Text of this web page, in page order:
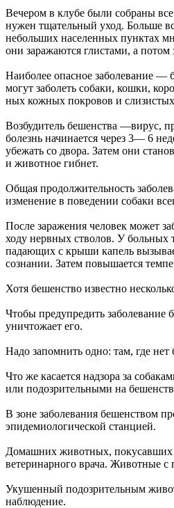
Вечером в клубе были собраны
нужен тщательный уход. Больше
небольших населенных пунктах
они заражаются глистами, а потом
Наиболее опасное заболевание
могут заболеть собаки, кошки,
ных кожных покровов и
Возбудитель бешенства —вирус,
болезнь начинается через 3— 6
убежать со двора. Затем они
и животное гибнет.
Общая продолжительность
изменение в поведении собаки
После заражения человек может
ходу нервных стволов. У больных
падающих с крыши капель
сознании. Затем повышается
Хотя бешенство известно
Чтобы предупредить заболевание
уничтожает его.
Надо запомнить одно: там, где
Что же касается надзора за
или подозрительными на
В зоне заболевания бешенством
эпидемиологической станцией.
Домашних животных, покусавших
ветеринарного врача. Животные с
Укушенный подозрительным
наблюдение.